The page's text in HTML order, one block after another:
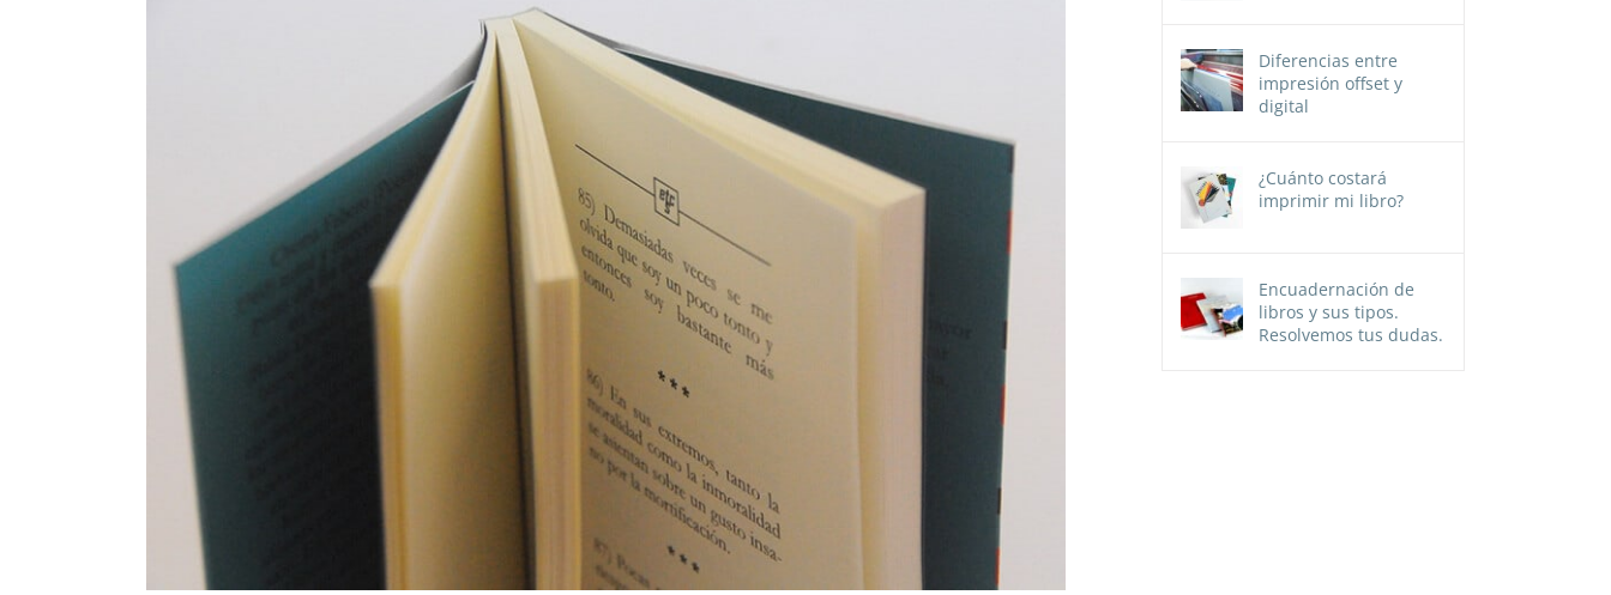
Diferencias entre
impresión offset y
digital
¿Cuánto costará
imprimir mi libro?
Encuadernación de
libros y sus tipos.
Resolvemos tus dudas.